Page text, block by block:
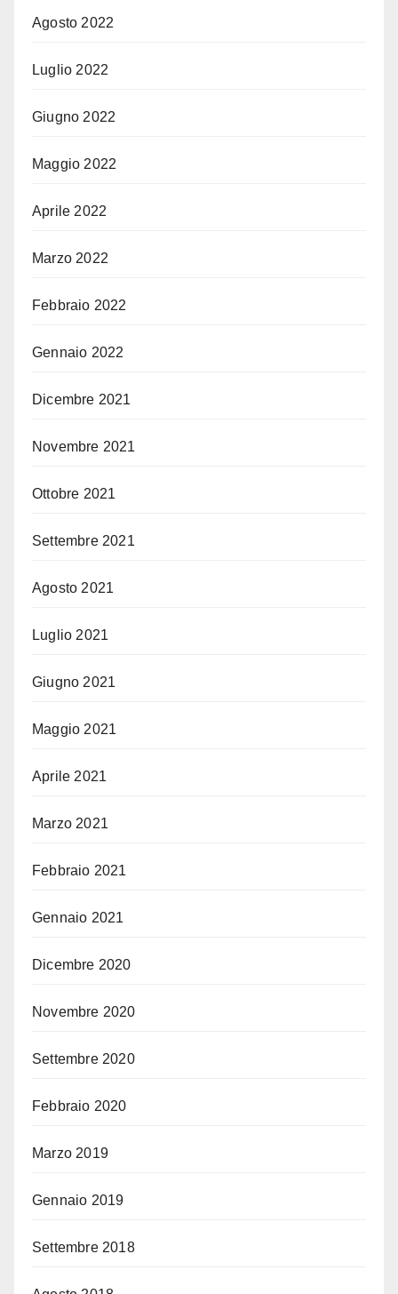
Agosto 2022
Luglio 2022
Giugno 2022
Maggio 2022
Aprile 2022
Marzo 2022
Febbraio 2022
Gennaio 2022
Dicembre 2021
Novembre 2021
Ottobre 2021
Settembre 2021
Agosto 2021
Luglio 2021
Giugno 2021
Maggio 2021
Aprile 2021
Marzo 2021
Febbraio 2021
Gennaio 2021
Dicembre 2020
Novembre 2020
Settembre 2020
Febbraio 2020
Marzo 2019
Gennaio 2019
Settembre 2018